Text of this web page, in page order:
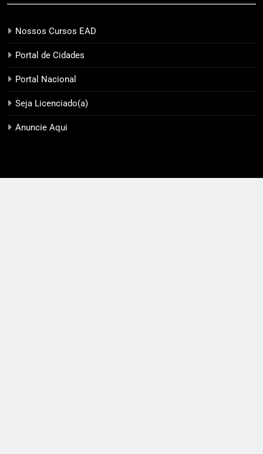
Nossos Cursos EAD
Portal de Cidades
Portal Nacional
Seja Licenciado(a)
Anuncie Aqui